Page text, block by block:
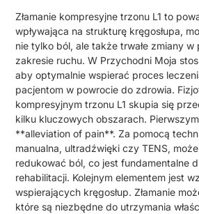
Złamanie kompresyjne trzonu L1 to
wpływająca na strukturę kręgosłupa,
nie tylko ból, ale także trwałe zmiany w
zakresie ruchu. W Przychodni Moja
aby optymalnie wspierać proces
pacjentom w powrocie do zdrowia.
kompresyjnym trzonu L1 skupia się
kilku kluczowych obszarach.
**alleviation of pain**. Za pomocą
manualna, ultradźwięki czy TENS,
redukować ból, co jest fundamentalne
rehabilitacji. Kolejnym elementem jest
wspierających kręgosłup. Złamanie
które są niezbędne do utrzymania